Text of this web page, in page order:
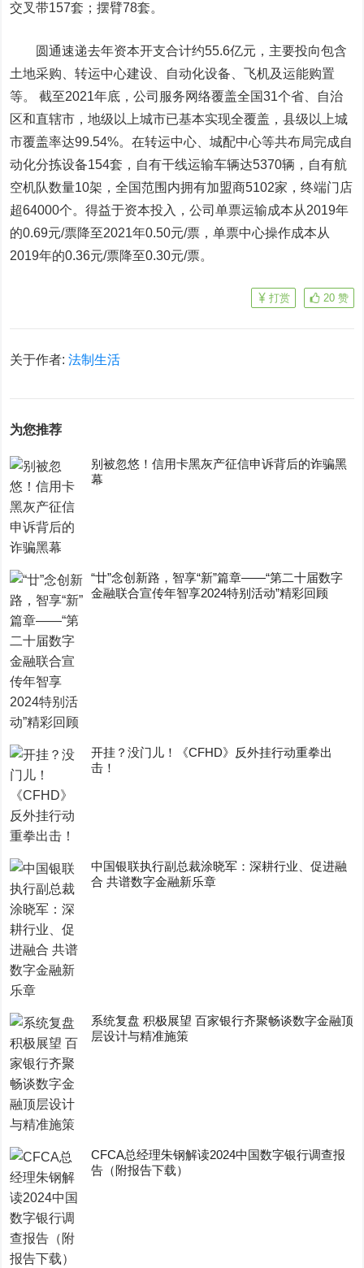
交叉带157套；摆臂78套。
圆通速递去年资本开支合计约55.6亿元，主要投向包含
土地采购、转运中心建设、自动化设备、飞机及运能购置
等。 截至2021年底，公司服务网络覆盖全国31个省、自治
区和直辖市，地级以上城市已基本实现全覆盖，县级以上城
市覆盖率达99.54%。在转运中心、城配中心等共布局完成自
动化分拣设备154套，自有干线运输车辆达5370辆，自有航
空机队数量10架，全国范围内拥有加盟商5102家，终端门店
超64000个。得益于资本投入，公司单票运输成本从2019年
的0.69元/票降至2021年0.50元/票，单票中心操作成本从
2019年的0.36元/票降至0.30元/票。
20 赞
打赏
关于作者:法制生活
为您推荐
别被忽悠！信用卡黑灰产征信申诉背后的诈骗黑
幕
“廿”念创新路，智享“新”篇章——“第二十届数字
金融联合宣传年智享2024特别活动”精彩回顾
开挂？没门儿！《CFHD》反外挂行动重拳出
击！
中国银联执行副总裁涂晓军：深耕行业、促进融
合 共谱数字金融新乐章
系统复盘 积极展望 百家银行齐聚畅谈数字金融顶
层设计与精准施策
CFCA总经理朱钢解读2024中国数字银行调查报
告（附报告下载）